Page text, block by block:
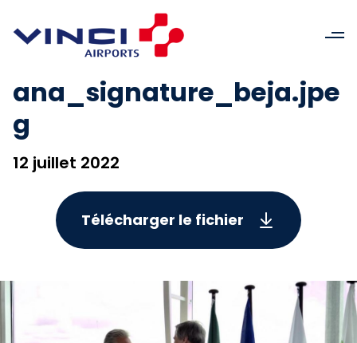
ana_signature_beja.jpe
g
12 juillet 2022
Télécharger le fichier